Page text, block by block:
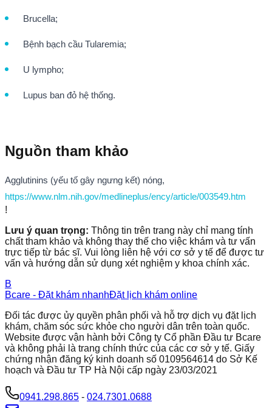
Brucella;
Bệnh bạch cầu Tularemia;
U lympho;
Lupus ban đỏ hệ thống.
Nguồn tham khảo
Agglutinins (yếu tố gây ngưng kết) nóng,
https://www.nlm.nih.gov/medlineplus/ency/article/003549.htm
!
Lưu ý quan trọng: Thông tin trên trang này chỉ mang tính
chất tham khảo và không thay thế cho việc khám và tư vấn
trực tiếp từ bác sĩ. Vui lòng liên hệ với cơ sở y tế để được tư
vấn và hướng dẫn sử dụng xét nghiệm y khoa chính xác.
B
Bcare - Đặt khám nhanhĐặt lịch khám online
Đối tác được ủy quyền phân phối và hỗ trợ dịch vụ đặt lịch
khám, chăm sóc sức khỏe cho người dân trên toàn quốc.
Website được vận hành bởi Công ty Cổ phần Đầu tư Bcare
và không phải là trang chính thức của các cơ sở y tế. Giấy
chứng nhận đăng ký kinh doanh số 0109564614 do Sở Kế
hoạch và Đầu tư TP Hà Nội cấp ngày 23/03/2021
0941.298.865 - 024.7301.0688